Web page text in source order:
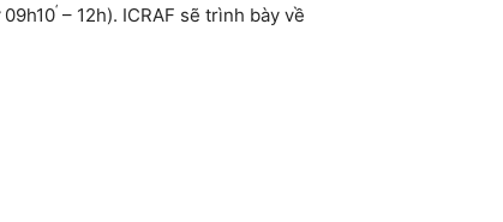
‘ – 12h). ICRAF sẽ trình bày về